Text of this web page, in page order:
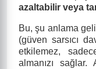
azaltabilir veya
Bu, şu anlama
(güven sarsıcı
etkilemez,
almanızı